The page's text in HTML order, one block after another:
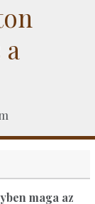
a
maga az